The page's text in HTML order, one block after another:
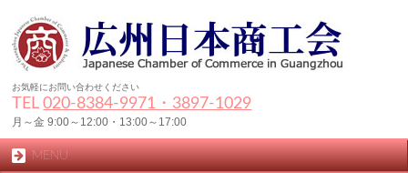
お気軽にお問い合わせください
TEL020-8384‐9971・3897-1029
月～金 9:00～12:00・13:00～17:00
MENU